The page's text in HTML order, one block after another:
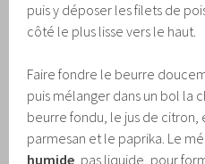
puis y déposer les filets de
côté le plus lisse vers le haut.
Faire fondre le beurre
puis mélanger dans un bol la
beurre fondu, le jus de citron,
parmesan et le paprika. Le
humide, pas liquide, pour